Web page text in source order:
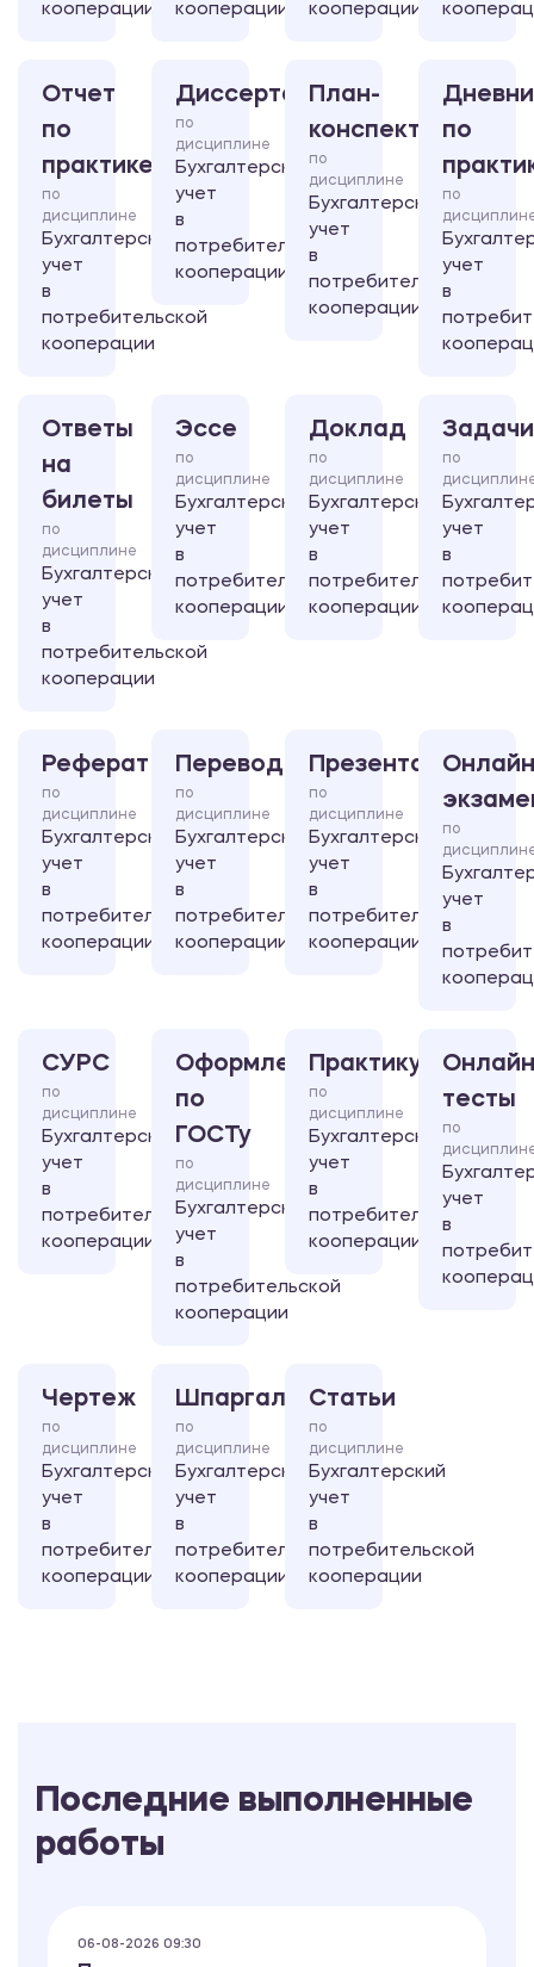
кооперации
кооперации
кооперации
Отчет
по
практике
по
дисциплине
Бухгалтерский
учет
в
потребительской
кооперации
Диссертация
по
дисциплине
Бухгалтерский
учет
в
потребительской
кооперации
План-
конспект
по
дисциплине
Бухгалтерский
учет
в
потребительской
кооперации
по
по
учет
в
Ответы
на
билеты
по
дисциплине
Бухгалтерский
учет
в
потребительской
кооперации
Эссе
по
дисциплине
Бухгалтерский
учет
в
потребительской
кооперации
Доклад
по
дисциплине
Бухгалтерский
учет
в
потребительской
кооперации
Задачи
по
учет
в
Реферат
по
дисциплине
Бухгалтерский
учет
в
потребительской
кооперации
Перевод
по
дисциплине
Бухгалтерский
учет
в
потребительской
кооперации
Презентация
по
дисциплине
Бухгалтерский
учет
в
потребительской
кооперации
по
учет
в
СУРС
по
дисциплине
Бухгалтерский
учет
в
потребительской
кооперации
Оформление
по
ГОСТу
по
дисциплине
Бухгалтерский
учет
в
потребительской
кооперации
Практикум
по
дисциплине
Бухгалтерский
учет
в
потребительской
кооперации
тесты
по
учет
в
Чертеж
по
дисциплине
Бухгалтерский
учет
в
потребительской
кооперации
Шпаргалка
по
дисциплине
Бухгалтерский
учет
в
потребительской
кооперации
Статьи
по
дисциплине
Бухгалтерский
учет
в
потребительской
кооперации
Последние выполненные
работы
06-08-2026 09:30